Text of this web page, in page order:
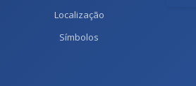
Localização
Símbolos